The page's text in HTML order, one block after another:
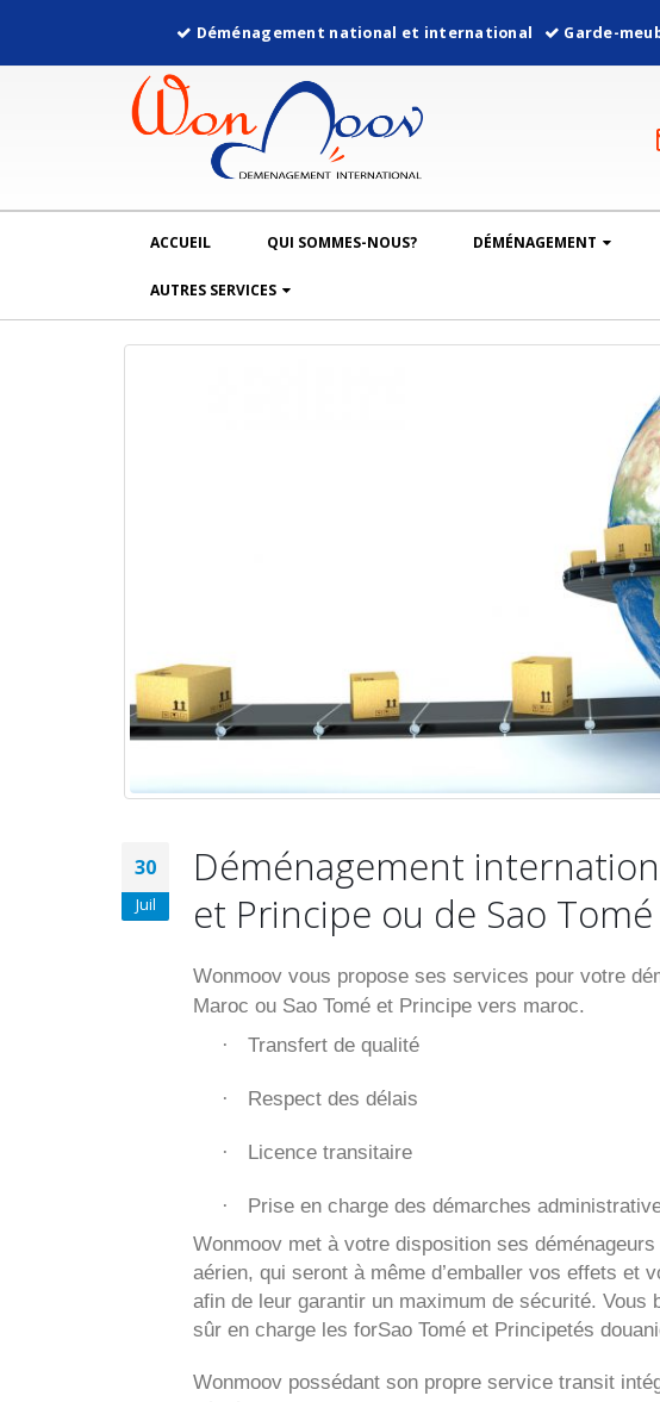
Déménagement national et international Garde-
ACCUEIL QUI SOMMES-NOUS? DÉMÉNAGEMENT
AUTRES SERVICES
30
Juil
Déménagement
et Principe ou de Sao
Wonmoov vous propose ses services pour votre
Maroc ou Sao Tomé et Principe vers maroc.
· Transfert de qualité
· Respect des délais
· Licence transitaire
·
Prise en charge des démarches
Wonmoov met à votre disposition ses
aérien, qui seront à même d’emballer vos effets et
afin de leur garantir un maximum de sécurité. Vous
sûr en charge les forSao Tomé et Principetés
Wonmoov possédant son propre service transit